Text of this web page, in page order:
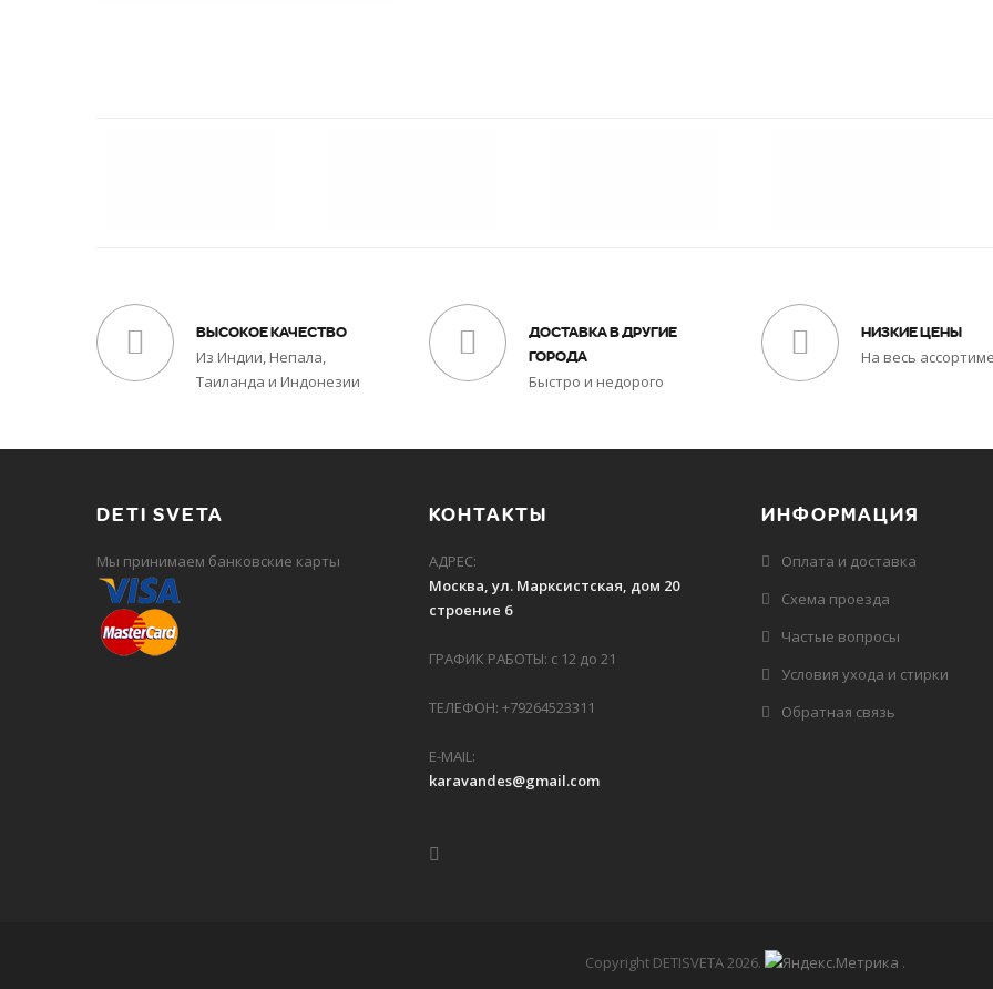
ВЫСОКОЕ КАЧЕСТВО
Из Индии, Непала,
Таиланда и Индонезии
ДОСТАВКА В ДРУГИЕ
ГОРОДА
Быстро и недорого
НИЗКИЕ ЦЕНЫ
На весь
DETI SVETA
Мы принимаем банковские карты
КОНТАКТЫ
АДРЕС:
Москва, ул. Марксистская, дом 20
строение 6
ГРАФИК РАБОТЫ: с 12 до 21
ТЕЛЕФОН: +79264523311
E-MAIL:
karavandes@gmail.com
ИНФОРМАЦИЯ
Оплата и доставка
Схема проезда
Частые вопросы
Условия ухода и стирки
Обратная связь
Copyright DETISVETA 2026. .